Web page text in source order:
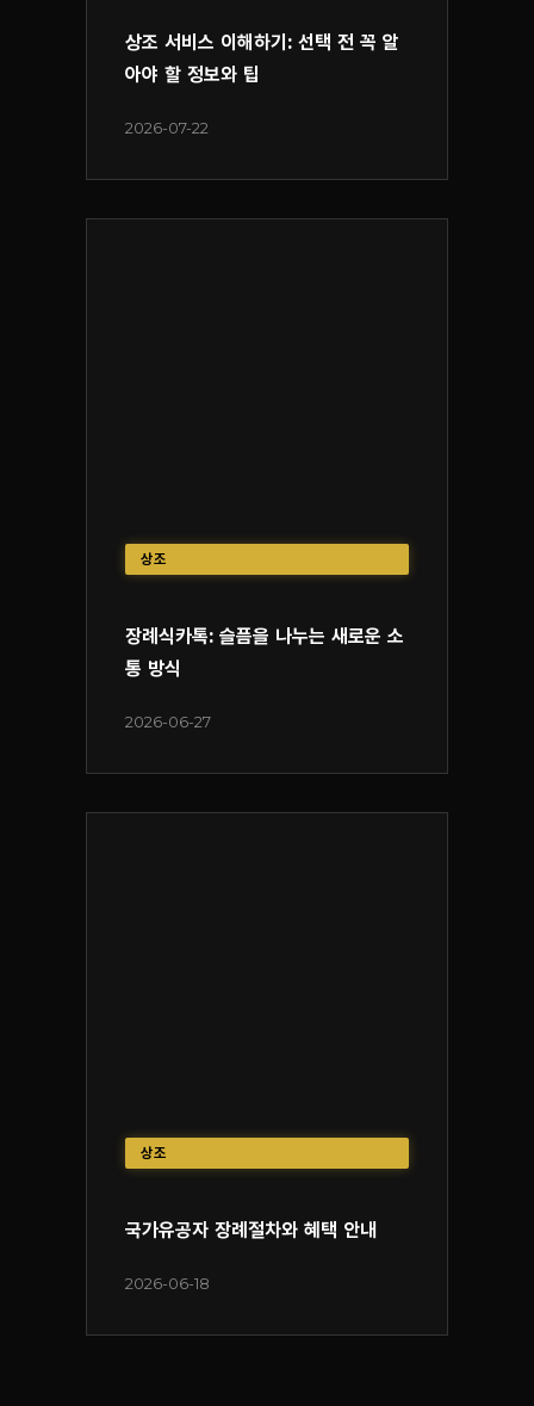
상조 서비스 이해하기: 선택 전 꼭 알
아야 할 정보와 팁
2026-07-22
상조
장례식카톡: 슬픔을 나누는 새로운 소
통 방식
2026-06-27
상조
국가유공자 장례절차와 혜택 안내
2026-06-18